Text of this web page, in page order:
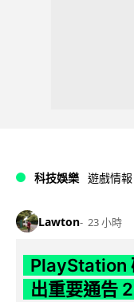
科技娛樂 遊戲情報
Lawton 23 小時
PlayStation
出重要通告